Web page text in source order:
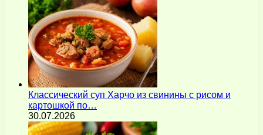
Классический суп Харчо из свинины с рисом и
картошкой по…
30.07.2026